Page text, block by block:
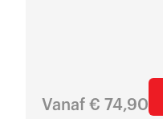
Vanaf € 74,90